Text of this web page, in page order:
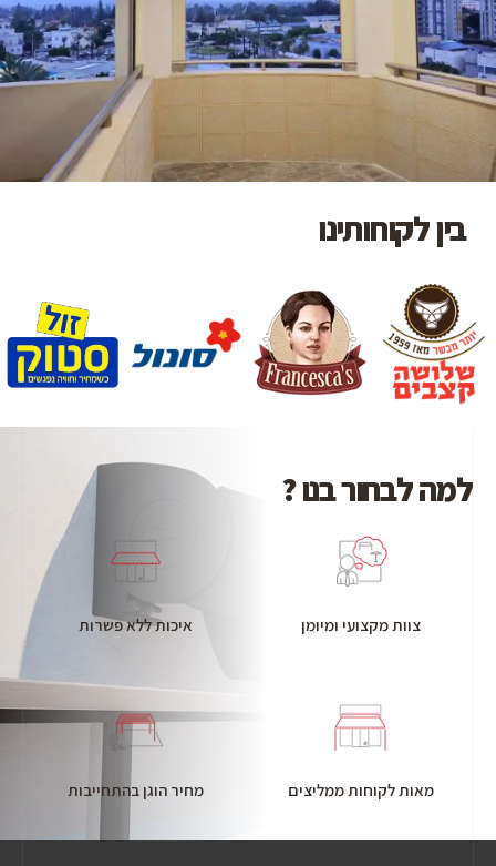
בין לקוחותינו
למה לבחור בנו ?
צוות מקצועי ומיומן איכות ללא פשרות
מאות לקוחות ממליצים מחיר הוגן בהתחייבות